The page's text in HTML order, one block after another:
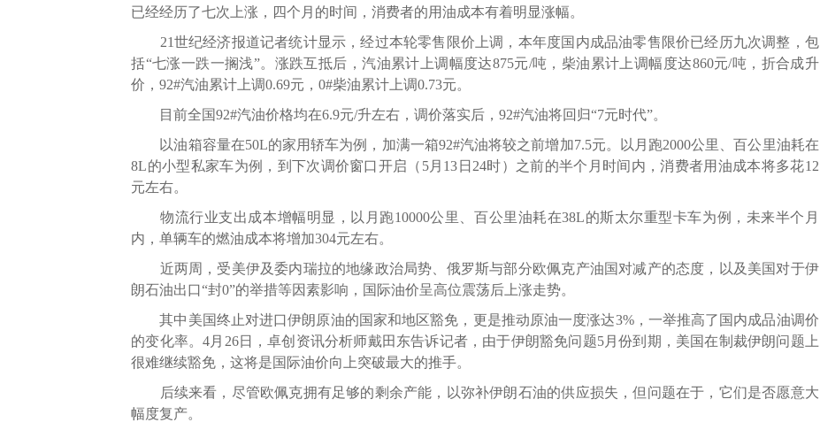
已经经历了七次上涨，四个月的时间，消费者的用油成本有着明显涨幅。
21世纪经济报道记者统计显示，经过本轮零售限价上调，本年度国内成品油零售限价已经历九次调整，包
括“七涨一跌一搁浅”。涨跌互抵后，汽油累计上调幅度达875元/吨，柴油累计上调幅度达860元/吨，折合成升
价，92#汽油累计上调0.69元，0#柴油累计上调0.73元。
目前全国92#汽油价格均在6.9元/升左右，调价落实后，92#汽油将回归“7元时代”。
以油箱容量在50L的家用轿车为例，加满一箱92#汽油将较之前增加7.5元。以月跑2000公里、百公里油耗在
8L的小型私家车为例，到下次调价窗口开启（5月13日24时）之前的半个月时间内，消费者用油成本将多花12
元左右。
物流行业支出成本增幅明显，以月跑10000公里、百公里油耗在38L的斯太尔重型卡车为例，未来半个月
内，单辆车的燃油成本将增加304元左右。
近两周，受美伊及委内瑞拉的地缘政治局势、俄罗斯与部分欧佩克产油国对减产的态度，以及美国对于伊
朗石油出口“封0”的举措等因素影响，国际油价呈高位震荡后上涨走势。
其中美国终止对进口伊朗原油的国家和地区豁免，更是推动原油一度涨达3%，一举推高了国内成品油调价
的变化率。4月26日，卓创资讯分析师戴田东告诉记者，由于伊朗豁免问题5月份到期，美国在制裁伊朗问题上
很难继续豁免，这将是国际油价向上突破最大的推手。
后续来看，尽管欧佩克拥有足够的剩余产能，以弥补伊朗石油的供应损失，但问题在于，它们是否愿意大
幅度复产。